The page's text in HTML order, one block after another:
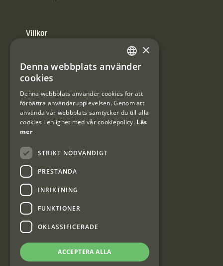
Villkor
Användarvillkor
#Interjaktfamily
Kundklubb
Information om kundklubben.
Interjakt SE
Interjakt Sweden AB, Årjäng
SWEDISH
×
Denna webbplats använder
cookies
Denna webbplats använder cookies för att
förbättra användarupplevelsen. Genom att
använda vår webbplats samtycker du till alla
cookies i enlighet med vår cookiepolicy. Läs
mer
STRIKT NÖDVÄNDIGT
PRESTANDA
INRIKTNING
FUNKTIONER
OKLASSIFICERADE
ACCEPTERA ALLA